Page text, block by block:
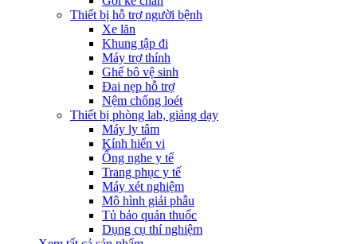
Thiết bị hỗ trợ người bệnh
Xe lăn
Khung tập đi
Máy trợ thính
Ghế bô vệ sinh
Đai nẹp hỗ trợ
Nệm chống loét
Thiết bị phòng lab, giảng dạy
Máy ly tâm
Kính hiển vi
Ống nghe y tế
Trang phục y tế
Máy xét nghiệm
Mô hình giải phẫu
Tủ bảo quản thuốc
Dụng cụ thí nghiệm